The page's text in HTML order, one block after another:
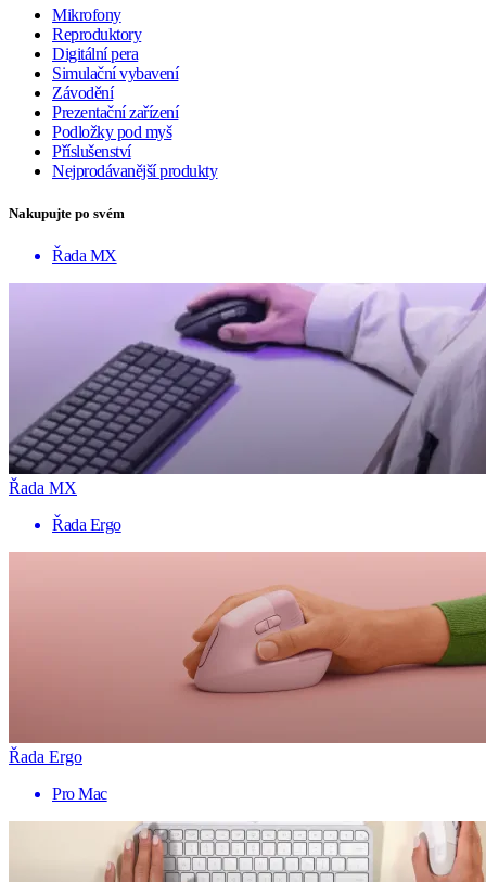
Mikrofony
Reproduktory
Digitální pera
Simulační vybavení
Závodění
Prezentační zařízení
Podložky pod myš
Příslušenství
Nejprodávanější produkty
Nakupujte po svém
Řada MX
Řada MX
Řada Ergo
Řada Ergo
Pro Mac